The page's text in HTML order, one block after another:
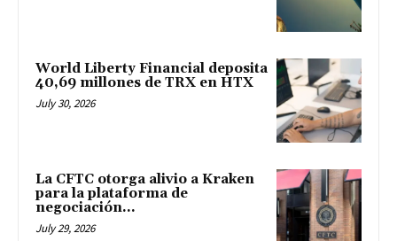
World Liberty Financial deposita
40,69 millones de TRX en HTX
July 30, 2026
La CFTC otorga alivio a Kraken
para la plataforma de
negociación...
July 29, 2026